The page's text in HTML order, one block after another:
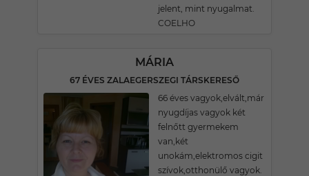
jelent, mint nyugalmat.
COELHO
MÁRIA
67 ÉVES ZALAEGERSZEGI TÁRSKERESŐ
66 éves vagyok,elvált,már
nyugdíjas vagyok két
felnőtt gyermekem
van,két
unokám,elektromos cigit
szívok,otthonülő vagyok.